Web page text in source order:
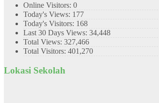
Online Visitors: 0
Today's Views: 177
Today's Visitors: 168
Last 30 Days Views: 34,448
Total Views: 327,466
Total Visitors: 401,270
Lokasi Sekolah